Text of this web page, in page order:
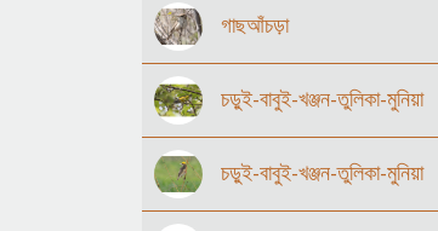
গাছআঁচড়া
চড়ুই-বাবুই-খঞ্জন-তুলিকা-মুনিয়া
চড়ুই-বাবুই-খঞ্জন-তুলিকা-মুনিয়া